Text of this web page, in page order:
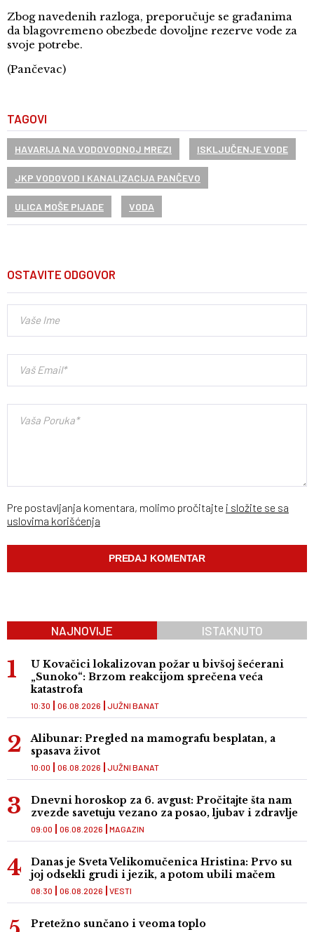
Zbog navedenih razloga, preporučuje se građanima
da blagovremeno obezbede dovoljne rezerve vode za
svoje potrebe.
(Pančevac)
TAGOVI
HAVARIJA NA VODOVODNOJ MREZI ISKLJUČENJE VODE
JKP VODOVOD I KANALIZACIJA PANČEVO
ULICA MOŠE PIJADE VODA
OSTAVITE ODGOVOR
Pre postavljanja komentara, molimo pročitajte i složite se sa
uslovima korišćenja
NAJNOVIJE ISTAKNUTO
U Kovačici lokalizovan požar u bivšoj šećerani
„Sunoko“: Brzom reakcijom sprečena veća
katastrofa
JUŽNI BANAT
10:30 06.08.2026
Alibunar: Pregled na mamografu besplatan, a
spasava život
JUŽNI BANAT
10:00 06.08.2026
Dnevni horoskop za 6. avgust: Pročitajte šta nam
zvezde savetuju vezano za posao, ljubav i zdravlje
MAGAZIN
09:00 06.08.2026
Danas je Sveta Velikomučenica Hristina: Prvo su
joj odsekli grudi i jezik, a potom ubili mačem
VESTI
08:30 06.08.2026
Pretežno sunčano i veoma toplo